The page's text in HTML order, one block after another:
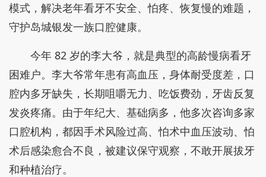
模式，解决老年看牙不安全、怕疼、恢复慢的难题，
守护岛城银发一族口腔健康。
今年 82 岁的李大爷，就是典型的高龄慢病看牙
困难户。李大爷常年患有高血压，身体耐受度差，口
腔内多牙缺失，长期咀嚼无力、吃饭费劲，牙齿反复
发炎疼痛。由于年纪大、基础病多，他多次咨询多家
口腔机构，都因手术风险过高、怕术中血压波动、怕
术后感染愈合不良，被建议保守观察，不敢开展拔牙
和种植治疗。